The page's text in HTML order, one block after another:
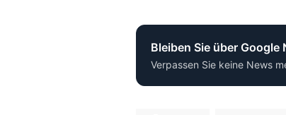
Bleiben Sie über
Verpassen Sie keine News